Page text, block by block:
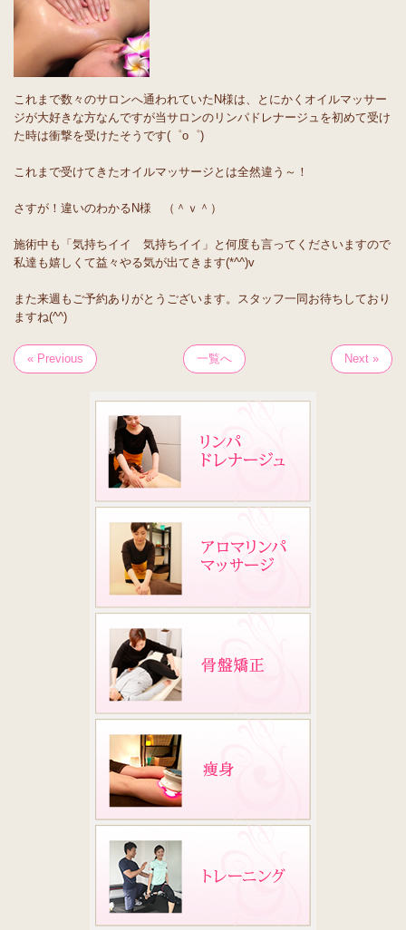
これまで数々のサロンへ通われていたN様は、とにかくオイルマッサー
ジが大好きな方なんですが当サロンのリンパドレナージュを初めて受け
た時は衝撃を受けたそうです(゜o゜)
これまで受けてきたオイルマッサージとは全然違う～！
さすが！違いのわかるN様 （＾ｖ＾）
施術中も「気持ちイイ 気持ちイイ」と何度も言ってくださいますので
私達も嬉しくて益々やる気が出てきます(*^^)v
また来週もご予約ありがとうございます。スタッフ一同お待ちしており
ますね(^^)
« Previous 一覧へ Next »